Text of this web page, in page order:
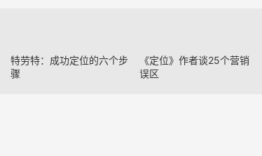
特劳特：成功定位的六个步
骤
《定位》作者谈25个营销
误区